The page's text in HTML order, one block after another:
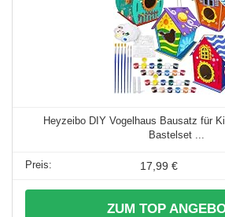
Heyzeibo DIY Vogelhaus Bausatz für
Bastelset ...
17,99 €
ZUM TOP